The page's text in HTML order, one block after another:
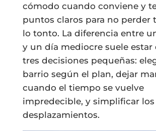
cómodo cuando conviene y
puntos claros para no perder
lo tonto. La diferencia entre
y un día mediocre suele estar
tres decisiones pequeñas:
barrio según el plan, dejar
cuando el tiempo se vuelve
impredecible, y simplificar los
desplazamientos.